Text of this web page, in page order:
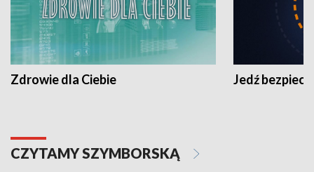
Zdrowie dla Ciebie Jedź
CZYTAMY SZYMBORSKĄ